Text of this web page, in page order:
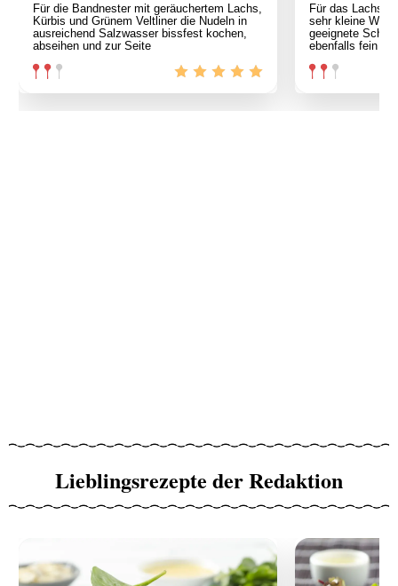
Für die Bandnester mit geräuchertem Lachs,
Kürbis und Grünem Veltliner die Nudeln in
ausreichend Salzwasser bissfest kochen,
abseihen und zur Seite
Für das
sehr kleine
geeignete
ebenfalls fein
Lieblingsrezepte der Redaktion